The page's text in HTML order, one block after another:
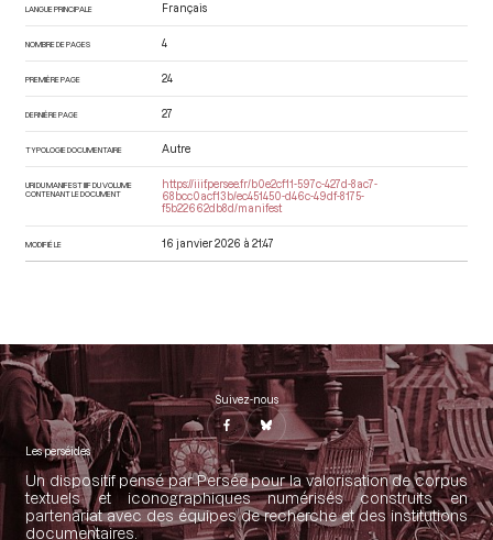
LANGUE PRINCIPALE Français
NOMBRE DE PAGES 4
PREMIÈRE PAGE 24
DERNIÈRE PAGE 27
TYPOLOGIE DOCUMENTAIRE Autre
URI DU MANIFEST IIIF DU VOLUME
CONTENANT LE DOCUMENT
https://iiif.persee.fr/b0e2cf11-597c-427d-8ac7-
68bcc0acf13b/ec451450-d46c-49df-8175-
f5b22662db8d/manifest
MODIFIÉ LE 16 janvier 2026 à 21:47
Suivez-nous
Les perséides
Un dispositif pensé par Persée pour la valorisation de corpus
textuels et iconographiques numérisés construits en
partenariat avec des équipes de recherche et des institutions
documentaires.